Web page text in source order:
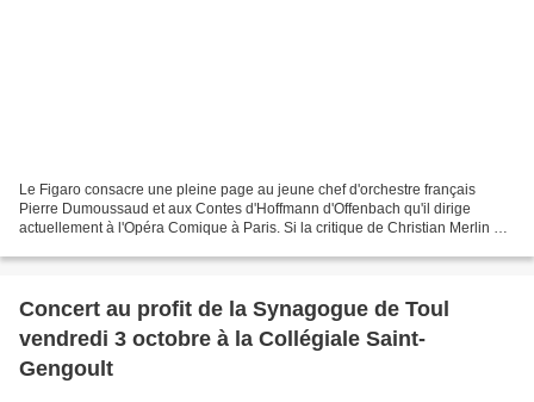
Le Figaro consacre une pleine page au jeune chef d'orchestre français
Pierre Dumoussaud et aux Contes d'Hoffmann d'Offenbach qu'il dirige
actuellement à l'Opéra Comique à Paris. Si la critique de Christian Merlin est
Concert au profit de la Synagogue de Toul
vendredi 3 octobre à la Collégiale Saint-
Gengoult